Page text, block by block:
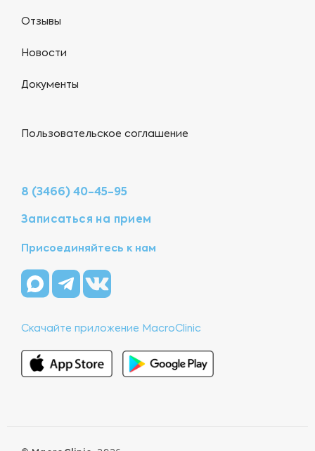
Отзывы
Новости
Документы
Пользовательское соглашение
8 (3466) 40-45-95
Записаться на прием
Присоединяйтесь к нам
Скачайте приложение MacroClinic